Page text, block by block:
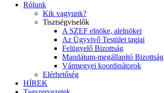
Rólunk
Kik vagyunk?
Tisztségviselők
A SZEF elnöke, alelnökei
Az Ügyvivő Testület tagjai
Felügyelő Bizottság
Mandátum-megállapító Bizottság
Vármegyei koordinátorok
Elérhetőség
HÍREK